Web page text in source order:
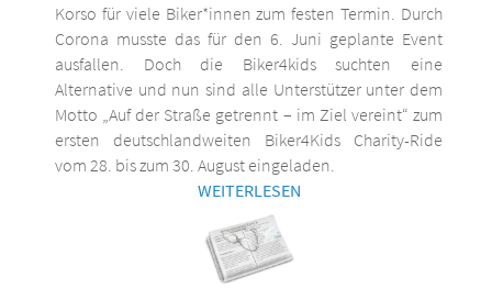
Korso für viele Biker*innen zum festen Termin. Durch
Corona musste das für den 6. Juni geplante Event
ausfallen. Doch die Biker4kids suchten eine
Alternative und nun sind alle Unterstützer unter dem
Motto „Auf der Straße getrennt – im Ziel vereint“ zum
ersten deutschlandweiten Biker4Kids Charity-Ride
vom 28. bis zum 30. August eingeladen.
WEITERLESEN